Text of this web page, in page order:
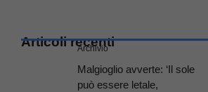
Articoli recenti
Archivio
Malgioglio avverte: ‘Il sole
può essere letale,